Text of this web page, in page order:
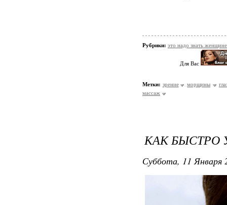
Рубрики: это надо знать
Для Вас
Метки: зрение морщины
массаж
КАК БЫСТРО
Суббота, 11 Января